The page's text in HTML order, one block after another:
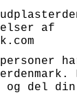
af
og del din